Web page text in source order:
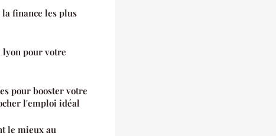
finance les plus
pour votre
pour booster votre
l'emploi idéal
le mieux au